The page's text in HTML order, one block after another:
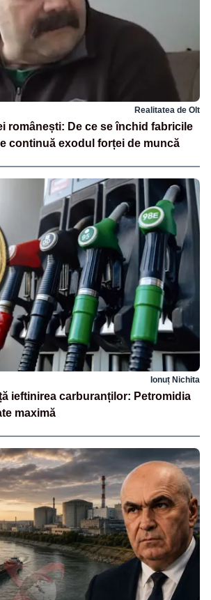
Realitatea de Olt
românești: De ce se închid fabricile
continuă exodul forței de muncă
Ionuț Nichita
ieftinirea carburanților: Petromidia
maximă